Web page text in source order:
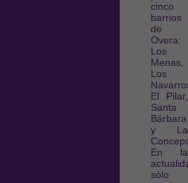
cinco
barrios
de
Overa:
Los
Menas,
Los
El Pilar,
Santa
Bárbara
y La
En la
sólo